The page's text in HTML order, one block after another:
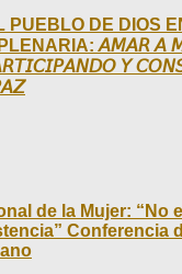
PUEBLO DE DIOS
𝘈𝘔𝘈𝘙 𝘈
𝘠
de la Mujer: “No
Conferencia